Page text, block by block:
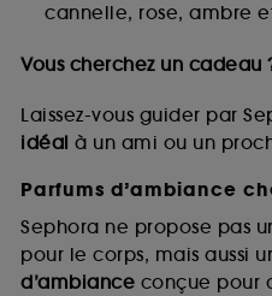
cannelle, rose, ambre
Vous cherchez un cadeau
Laissez-vous guider par
idéal à un ami ou un
Parfums d’ambiance
Sephora ne propose pas
pour le corps, mais aussi
d’ambiance conçue pour